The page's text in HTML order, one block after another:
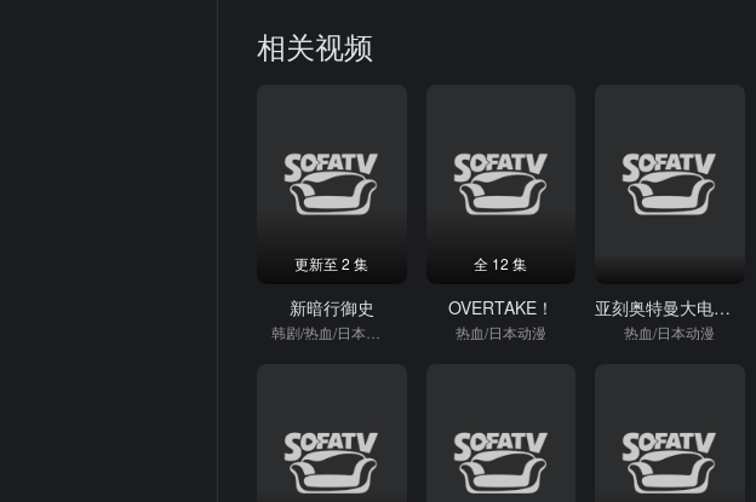
相关视频
更新至 2 集
新暗行御史
全 12 集
OVERTAKE！
热血/日本动漫
亚刻奥特曼大电影：超次元大决战！光与暗的亚刻
热血/日本动漫